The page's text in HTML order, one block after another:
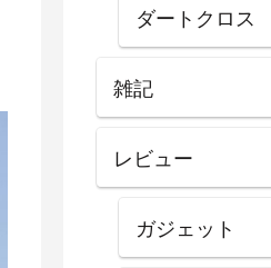
ダートクロス
雑記
レビュー
ガジェット